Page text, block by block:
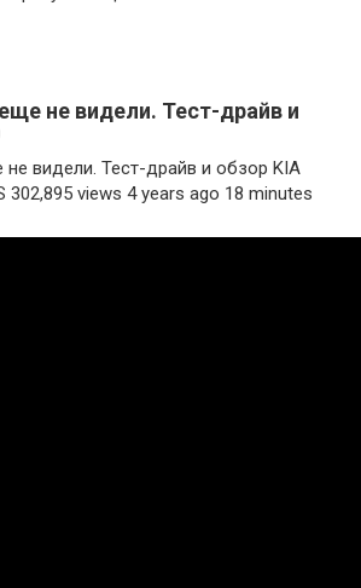
не видели. Тест-драйв и
видели. Тест-драйв и обзор KIA
302,895 views 4 years ago 18 minutes